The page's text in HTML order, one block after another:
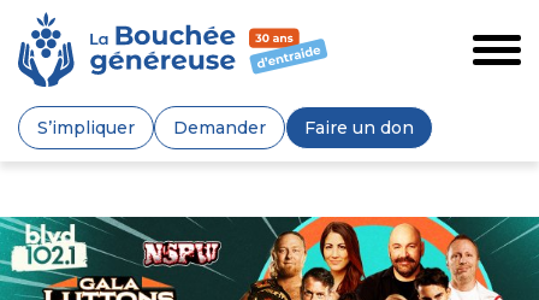
S’impliquer Demander Faire un don